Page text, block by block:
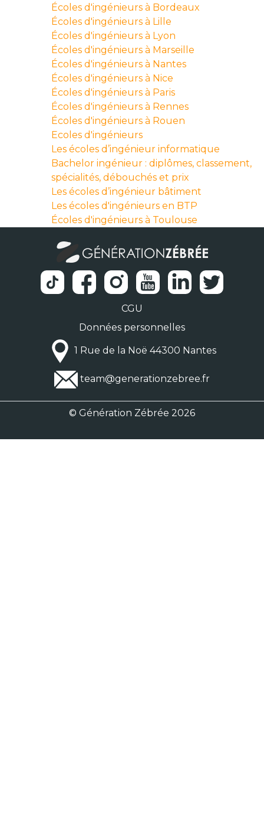
Écoles d'ingénieurs à Bordeaux
Écoles d'ingénieurs à Lille
Écoles d'ingénieurs à Lyon
Écoles d'ingénieurs à Marseille
Écoles d'ingénieurs à Nantes
Écoles d'ingénieurs à Nice
Écoles d'ingénieurs à Paris
Écoles d'ingénieurs à Rennes
Écoles d'ingénieurs à Rouen
Ecoles d'ingénieurs
Les écoles d’ingénieur informatique
Bachelor ingénieur : diplômes, classement,
spécialités, débouchés et prix
Les écoles d’ingénieur bâtiment
Les écoles d'ingénieurs en BTP
Écoles d'ingénieurs à Toulouse
CGU
Données personnelles
1 Rue de la Noë 44300 Nantes
team@generationzebree.fr
© Génération Zébrée 2026